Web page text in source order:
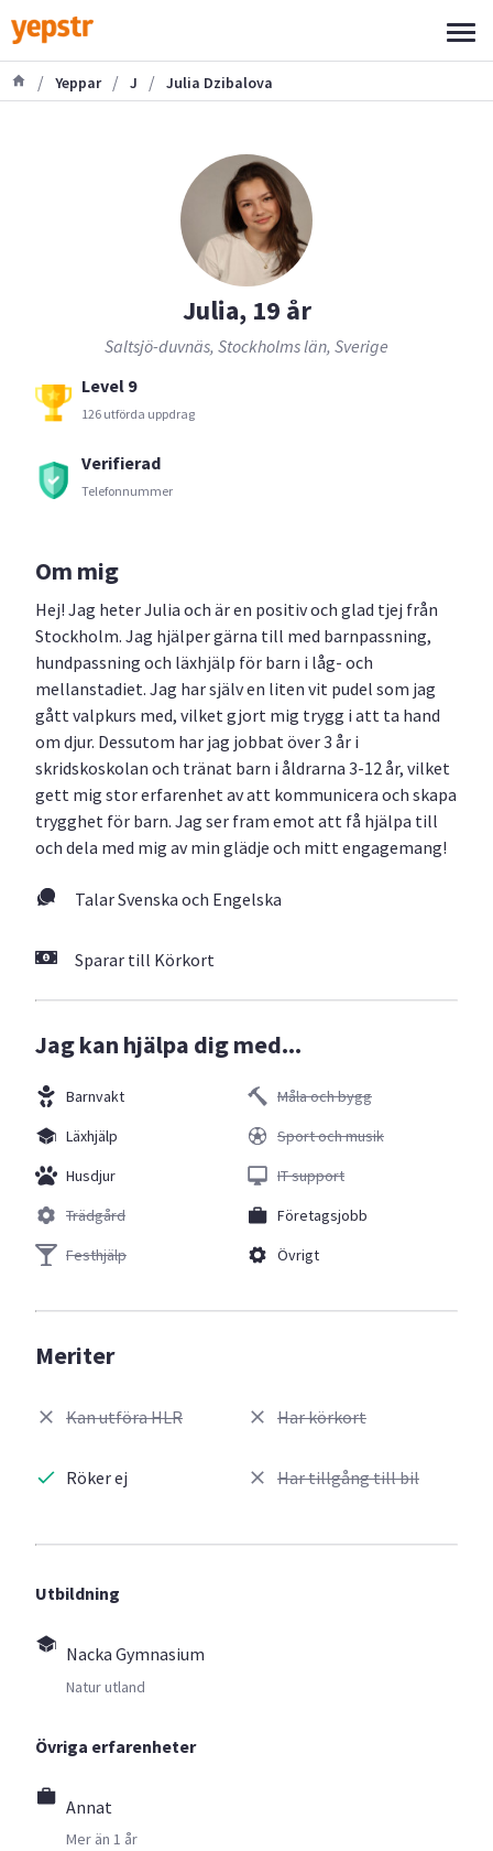
/ Yeppar / J / Julia Dzibalova
Julia, 19 år
Saltsjö-duvnäs, Stockholms län, Sverige
Level 9
126 utförda uppdrag
Verifierad
Telefonnummer
Om mig
Hej! Jag heter Julia och är en positiv och glad tjej från
Stockholm. Jag hjälper gärna till med barnpassning,
hundpassning och läxhjälp för barn i låg- och
mellanstadiet. Jag har själv en liten vit pudel som jag
gått valpkurs med, vilket gjort mig trygg i att ta hand
om djur. Dessutom har jag jobbat över 3 år i
skridskoskolan och tränat barn i åldrarna 3-12 år, vilket
gett mig stor erfarenhet av att kommunicera och skapa
trygghet för barn. Jag ser fram emot att få hjälpa till
och dela med mig av min glädje och mitt engagemang!
Talar Svenska och Engelska
Sparar till Körkort
Jag kan hjälpa dig med...
Barnvakt
Läxhjälp
Husdjur
Trädgård
Festhjälp
Måla och bygg
Sport och musik
IT support
Företagsjobb
Övrigt
Meriter
Kan utföra HLR
Röker ej
Har körkort
Har tillgång till bil
Utbildning
Nacka Gymnasium
Natur utland
Övriga erfarenheter
Annat
Mer än 1 år